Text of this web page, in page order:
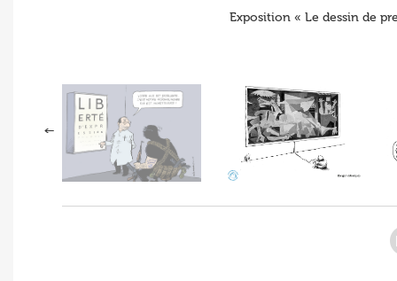
Exposition « Le dessin de